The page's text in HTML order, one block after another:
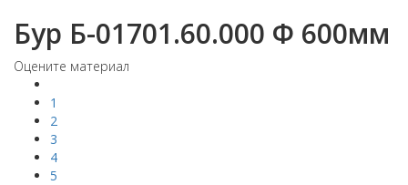
Бур Б-01701.60.000 Ф 600мм
Оцените материал
1
2
3
4
5